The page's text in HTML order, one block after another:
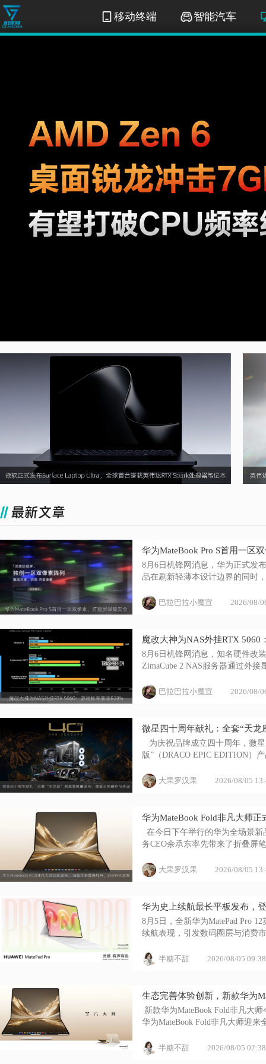
移动终端 智能汽车
华为MateBook Pro S首用一区
8月6日机锋网消息，华为正式发
品在刷新轻薄本设计边界的同时
巴拉巴拉小魔宣 2026/08/
魔改大神为NAS外挂RTX 5060
8月6日机锋网消息，知名硬件改
ZimaCube 2 NAS服务器通过外
巴拉巴拉小魔宣 2026/08/
微星四十周年献礼：全套“天
为庆祝品牌成立四十周年，微
版”（DRACO EPIC EDITION）
大果罗汉果 2026/08/05
华为MateBook Fold非凡大师
在今日下午举行的华为全场景
务CEO余承东率先带来了折叠屏
大果罗汉果 2026/08/05
华为史上续航最长平板发布，
8月5日，全新华为MatePad Pro
续航表现，引发数码圈层与消费
半糖不甜 2026/08/05
生态完善体验创新，新款华为
新款华为MateBook Fold非凡大
华为MateBook Fold非凡大师迎
半糖不甜 2026/08/05